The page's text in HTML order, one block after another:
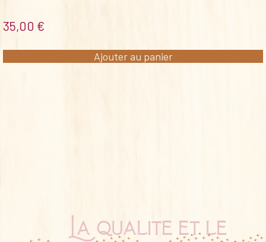
35,00 €
Ajouter au panier
La qualité et le